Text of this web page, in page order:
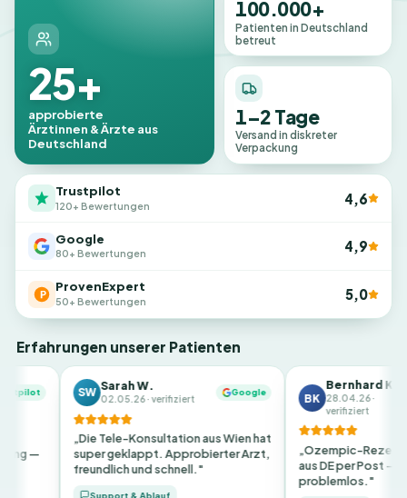
25+
approbierte
Ärztinnen & Ärzte aus
Deutschland
100.000+
Patienten in Deutschland
betreut
1–2 Tage
Versand in diskreter
Verpackung
Trustpilot
120+ Bewertungen 4,6
Google
80+ Bewertungen 4,9
ProvenExpert
50+ Bewertungen 5,0
Erfahrungen unserer Patienten
Sarah W.
02.05.26 · verifiziert
Google
Konsultation aus Wien hat
geklappt. Approbierter Arzt,
und schnell."
BK
Bernhard K.
28.04.26 ·
ProvenExpert
„Ozempic-Rezept innerhalb 24h
aus DE per Post — auch in Salzburg